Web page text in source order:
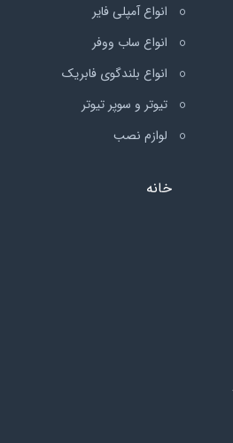
انواع آمپلی فایر
انواع ساب ووفر
انواع بلندگوی فابریک
تیوتر و سوپر تیوتر
لوازم نصب
خانه